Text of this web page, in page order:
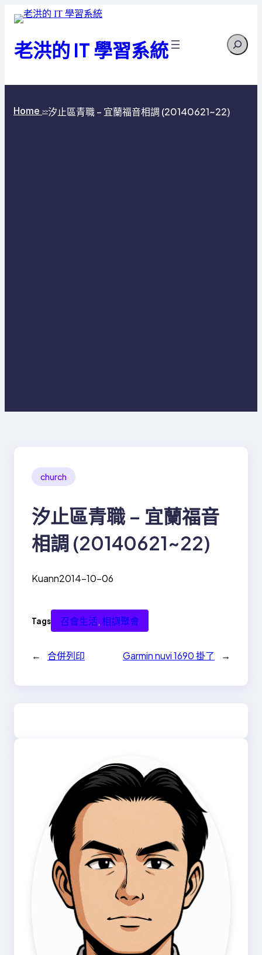
老洪的 IT 學習系統 Search
Home >>汐止區青職 – 宜蘭福音相調 (20140621~22)
church
汐止區青職 – 宜蘭福音
相調 (20140621~22)
Kuann2014-10-06
Tags 召會生活, 相調聚會
← 合併列印 Garmin nuvi 1690 掛了 →